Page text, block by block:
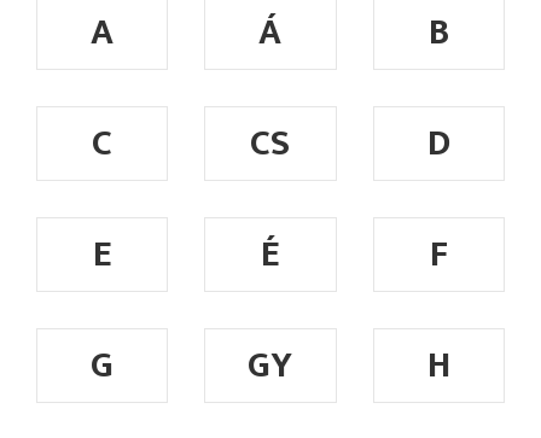
A Á
B
C
CS
D
E
É
F
G
GY
H